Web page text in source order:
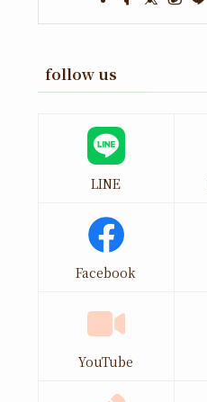
follow us
LINE
Facebook
YouTube